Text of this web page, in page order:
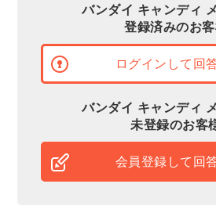
バンダイ キャンディ
登録済みのお
ログインして回
バンダイ キャンディ
未登録のお客
会員登録して回